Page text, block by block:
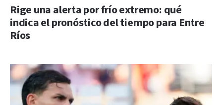
Rige una alerta por frío extremo: qué
indica el pronóstico del tiempo para Entre
Ríos